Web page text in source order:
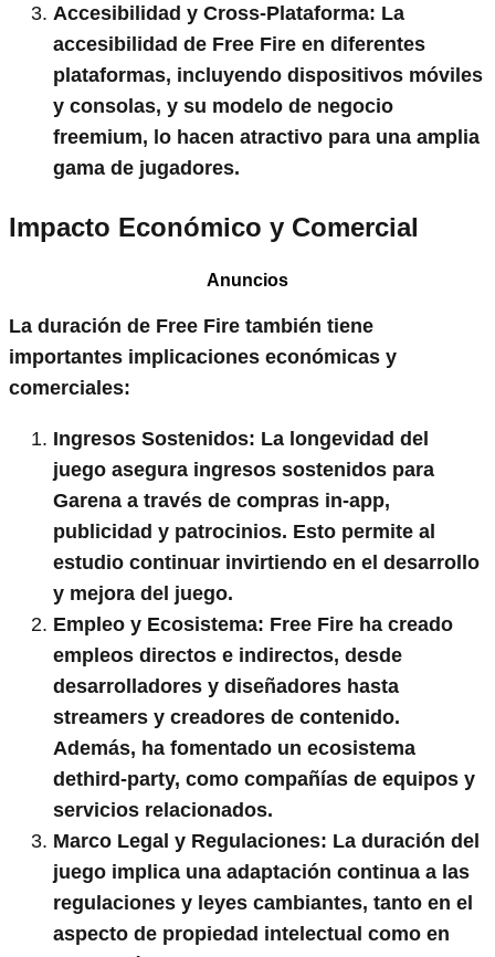
Accesibilidad y Cross-Plataforma: La
accesibilidad de Free Fire en diferentes
plataformas, incluyendo dispositivos móviles
y consolas, y su modelo de negocio
freemium, lo hacen atractivo para una amplia
gama de jugadores.
Impacto Económico y Comercial
Anuncios
La duración de Free Fire también tiene
importantes implicaciones económicas y
comerciales:
Ingresos Sostenidos: La longevidad del
juego asegura ingresos sostenidos para
Garena a través de compras in-app,
publicidad y patrocinios. Esto permite al
estudio continuar invirtiendo en el desarrollo
y mejora del juego.
Empleo y Ecosistema: Free Fire ha creado
empleos directos e indirectos, desde
desarrolladores y diseñadores hasta
streamers y creadores de contenido.
Además, ha fomentado un ecosistema
dethird-party, como compañías de equipos y
servicios relacionados.
Marco Legal y Regulaciones: La duración del
juego implica una adaptación continua a las
regulaciones y leyes cambiantes, tanto en el
aspecto de propiedad intelectual como en